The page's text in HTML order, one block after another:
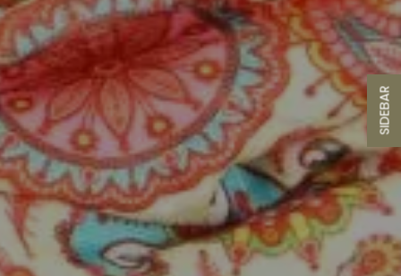
SIDEBAR